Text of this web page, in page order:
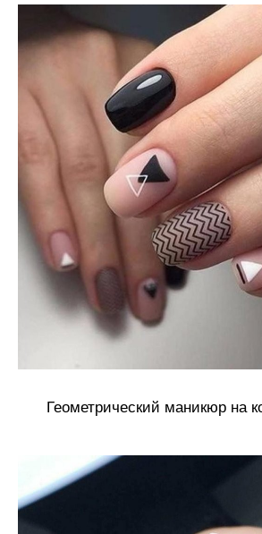
Геометрический маникюр на